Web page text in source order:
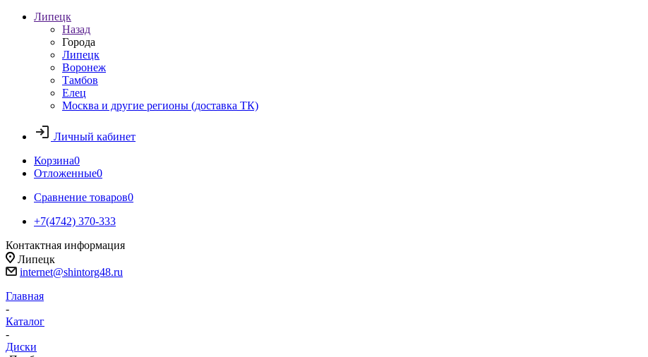
Липецк
Назад
Города
Липецк
Воронеж
Тамбов
Елец
Москва и другие регионы (доставка ТК)
Личный кабинет
Корзина0
Отложенные0
Сравнение товаров0
+7(4742) 370-333
Контактная информация
Липецк
internet@shintorg48.ru
Главная
-
Каталог
-
Диски